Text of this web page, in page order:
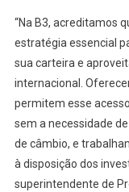
“Na B3, acreditamos
estratégia essencial
sua carteira e
internacional.
permitem esse
sem a necessidade
de câmbio, e
à disposição dos
superintendente de